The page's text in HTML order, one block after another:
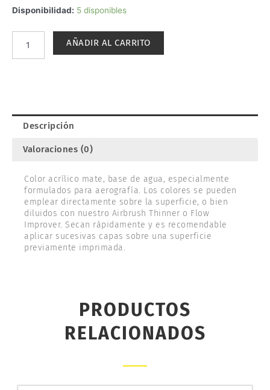
Disponibilidad: 5 disponibles
N.41
OSCURO
AÑADIR AL CARRITO
Descripción
Valoraciones (0)
Color acrílico mate, base de agua, especialmente
formulados para aerografía. Los colores se pueden
emplear directamente sobre la superficie, o bien
diluidos con nuestro Airbrush Thinner o Flow
Improver. Secan rápidamente y es recomendable
aplicar sucesivas capas sobre una superficie
previamente imprimada.
PRODUCTOS
RELACIONADOS